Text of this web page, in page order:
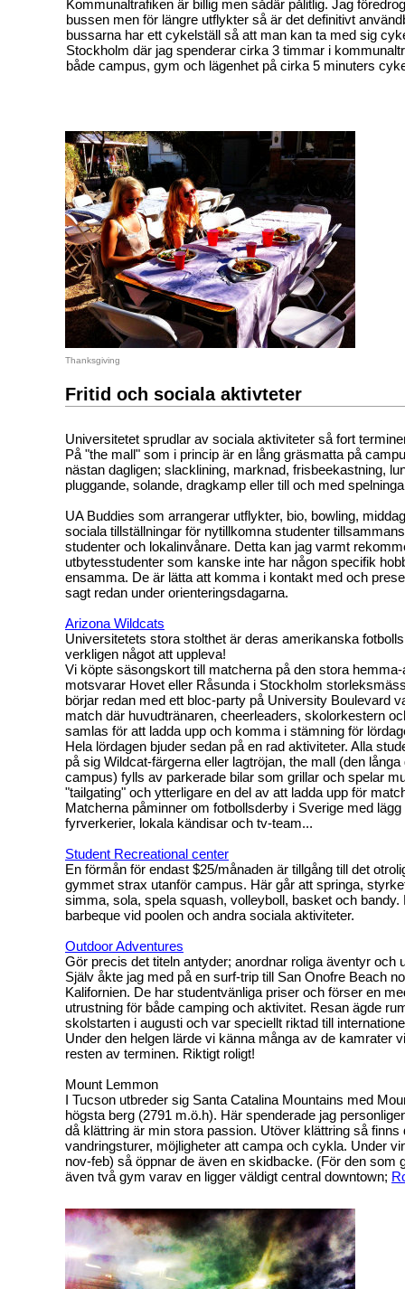
Kommunaltrafiken är billig men sådär pålitlig. Jag
bussen men för längre utflykter så är det definitivt
bussarna har ett cykelställ så att man kan ta med sig
Stockholm där jag spenderar cirka 3 timmar i
både campus, gym och lägenhet på cirka 5 minuters
Thanksgiving
Fritid och sociala aktivteter
Universitetet sprudlar av sociala aktiviteter så fort
På "the mall" som i princip är en lång gräsmatta på
nästan dagligen; slacklining, marknad, frisbeekastning,
pluggande, solande, dragkamp eller till och med
UA Buddies som arrangerar utflykter, bio, bowling,
sociala tillställningar för nytillkomna studenter
studenter och lokalinvånare. Detta kan jag varmt
utbytesstudenter som kanske inte har någon specifik
ensamma. De är lätta att komma i kontakt med och
sagt redan under orienteringsdagarna.
Arizona Wildcats
Universitetets stora stolthet är deras amerikanska
verkligen något att uppleva!
Vi köpte säsongskort till matcherna på den stora
motsvarar Hovet eller Råsunda i Stockholm
börjar redan med ett bloc-party på University Boulevard
match där huvudtränaren, cheerleaders, skolorkestern
samlas för att ladda upp och komma i stämning för
Hela lördagen bjuder sedan på en rad aktiviteter. Alla
på sig Wildcat-färgerna eller lagtröjan, the mall (den
campus) fylls av parkerade bilar som grillar och spelar
"tailgating" och ytterligare en del av att ladda upp för
Matcherna påminner om fotbollsderby i Sverige med
fyrverkerier, lokala kändisar och tv-team...
Student Recreational center
En förmån för endast $25/månaden är tillgång till det
gymmet strax utanför campus. Här går att springa,
simma, sola, spela squash, volleyboll, basket och bandy.
barbeque vid poolen och andra sociala aktiviteter.
Outdoor Adventures
Gör precis det titeln antyder; anordnar roliga äventyr och
Själv åkte jag med på en surf-trip till San Onofre Beach
Kalifornien. De har studentvänliga priser och förser en
utrustning för både camping och aktivitet. Resan ägde
skolstarten i augusti och var speciellt riktad till
Under den helgen lärde vi känna många av de kamrater
resten av terminen. Riktigt roligt!
Mount Lemmon
I Tucson utbreder sig Santa Catalina Mountains med
högsta berg (2791 m.ö.h). Här spenderade jag
då klättring är min stora passion. Utöver klättring så finns
vandringsturer, möjligheter att campa och cykla. Under
nov-feb) så öppnar de även en skidbacke. (För den som
även två gym varav en ligger väldigt central downtown;